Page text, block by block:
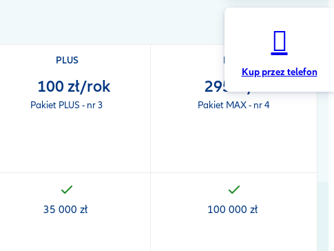
Kup przez telefon
PLUS
100 zł/rok
Pakiet PLUS - nr 3
MAX
295 zł/rok
Pakiet MAX - nr 4
35 000 zł 100 000 zł